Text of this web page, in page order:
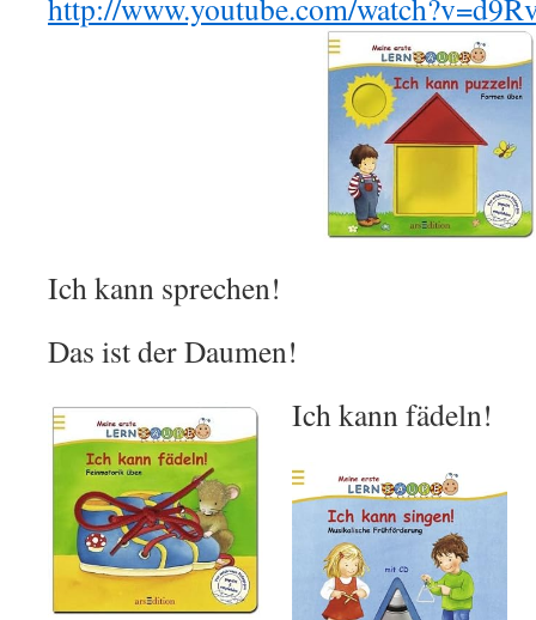
http://www.youtube.com/
Ich kann sprechen!
Das ist der Daumen!
Ich kann fädeln!